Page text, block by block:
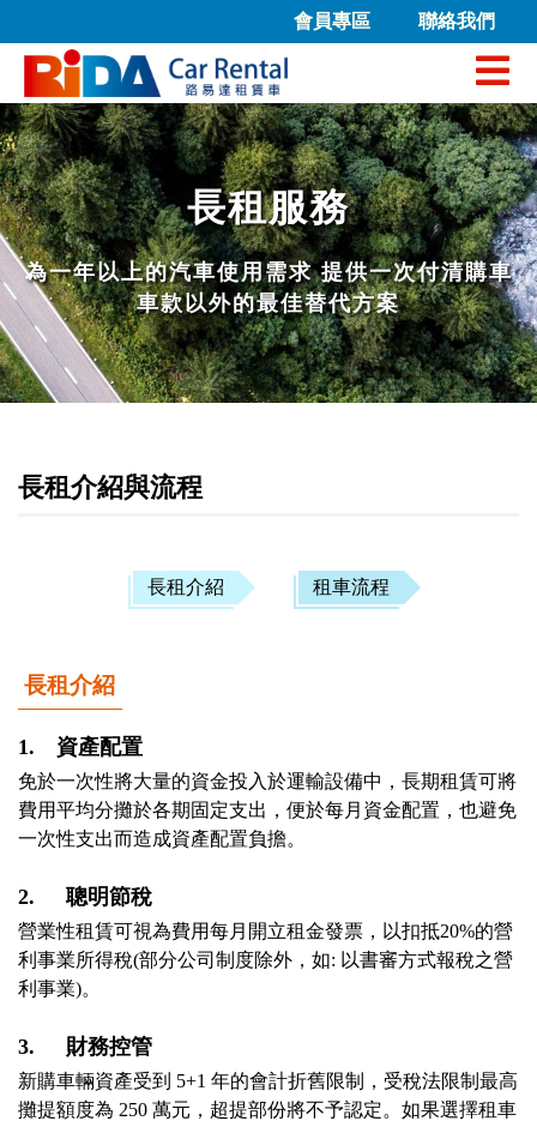
會員專區 聯絡我們
長租服務
為一年以上的汽車使用需求 提供一次付清購車
車款以外的最佳替代方案
長租介紹與流程
長租介紹 租車流程
長租介紹
1.　資產配置
免於一次性將大量的資金投入於運輸設備中，長期租賃可將
費用平均分攤於各期固定支出，便於每月資金配置，也避免
一次性支出而造成資產配置負擔。
2.	聰明節稅
營業性租賃可視為費用每月開立租金發票，以扣抵20%的營
利事業所得稅(部分公司制度除外，如: 以書審方式報稅之營
利事業)。
3.	財務控管
新購車輛資產受到 5+1 年的會計折舊限制，受稅法限制最高
攤提額度為 250 萬元，超提部份將不予認定。如果選擇租車